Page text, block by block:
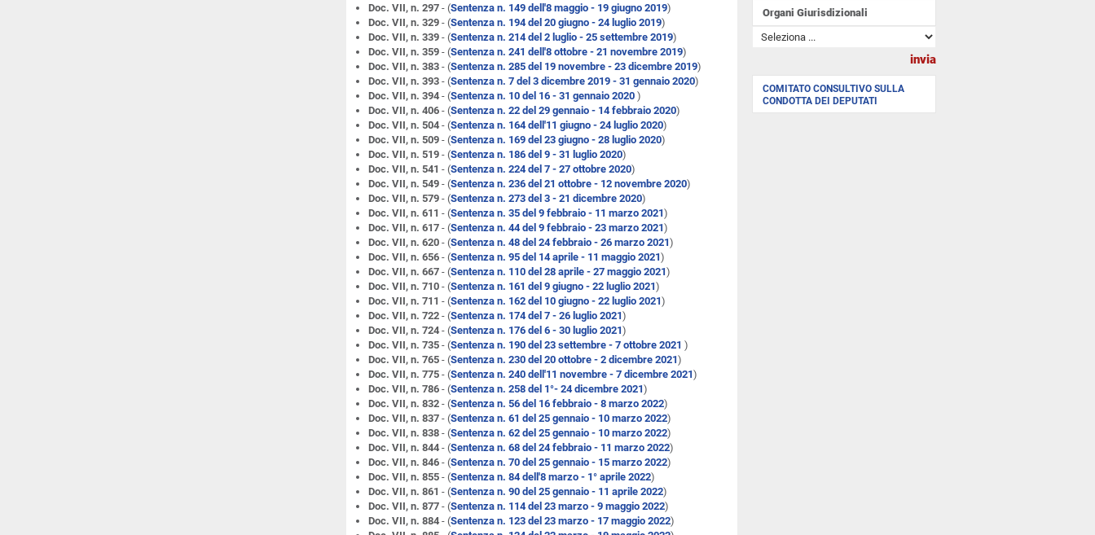
Doc. VII, n. 297- (Sentenza n. 149 dell'8 maggio - 19 giugno 2019)
Doc. VII, n. 329- (Sentenza n. 194 del 20 giugno - 24 luglio 2019)
Doc. VII, n. 339- (Sentenza n. 214 del 2 luglio - 25 settembre 2019)
Doc. VII, n. 359- (Sentenza n. 241 dell'8 ottobre - 21 novembre 2019)
Doc. VII, n. 383- (Sentenza n. 285 del 19 novembre - 23 dicembre 2019)
Doc. VII, n. 393- (Sentenza n. 7 del 3 dicembre 2019 - 31 gennaio 2020)
Doc. VII, n. 394- (Sentenza n. 10 del 16 - 31 gennaio 2020 )
Doc. VII, n. 406- (Sentenza n. 22 del 29 gennaio - 14 febbraio 2020)
Doc. VII, n. 504- (Sentenza n. 164 dell'11 giugno - 24 luglio 2020)
Doc. VII, n. 509- (Sentenza n. 169 del 23 giugno - 28 luglio 2020)
Doc. VII, n. 519- (Sentenza n. 186 del 9 - 31 luglio 2020)
Doc. VII, n. 541 - (Sentenza n. 224 del 7 - 27 ottobre 2020)
Doc. VII, n. 549- (Sentenza n. 236 del 21 ottobre - 12 novembre 2020)
Doc. VII, n. 579- (Sentenza n. 273 del 3 - 21 dicembre 2020)
Doc. VII, n. 611 - (Sentenza n. 35 del 9 febbraio - 11 marzo 2021)
Doc. VII, n. 617- (Sentenza n. 44 del 9 febbraio - 23 marzo 2021)
Doc. VII, n. 620- (Sentenza n. 48 del 24 febbraio - 26 marzo 2021)
Doc. VII, n. 656- (Sentenza n. 95 del 14 aprile - 11 maggio 2021)
Doc. VII, n. 667- (Sentenza n. 110 del 28 aprile - 27 maggio 2021)
Doc. VII, n. 710- (Sentenza n. 161 del 9 giugno - 22 luglio 2021)
Doc. VII, n. 711 - (Sentenza n. 162 del 10 giugno - 22 luglio 2021)
Doc. VII, n. 722- (Sentenza n. 174 del 7 - 26 luglio 2021)
Doc. VII, n. 724- (Sentenza n. 176 del 6 - 30 luglio 2021)
Doc. VII, n. 735- (Sentenza n. 190 del 23 settembre - 7 ottobre 2021 )
Doc. VII, n. 765- (Sentenza n. 230 del 20 ottobre - 2 dicembre 2021)
Doc. VII, n. 775- (Sentenza n. 240 dell'11 novembre - 7 dicembre 2021)
Doc. VII, n. 786- (Sentenza n. 258 del 1°- 24 dicembre 2021)
Doc. VII, n. 832- (Sentenza n. 56 del 16 febbraio - 8 marzo 2022)
Doc. VII, n. 837- (Sentenza n. 61 del 25 gennaio - 10 marzo 2022)
Doc. VII, n. 838- (Sentenza n. 62 del 25 gennaio - 10 marzo 2022)
Doc. VII, n. 844- (Sentenza n. 68 del 24 febbraio - 11 marzo 2022)
Doc. VII, n. 846- (Sentenza n. 70 del 25 gennaio - 15 marzo 2022)
Doc. VII, n. 855- (Sentenza n. 84 dell'8 marzo - 1° aprile 2022)
Doc. VII, n. 861 - (Sentenza n. 90 del 25 gennaio - 11 aprile 2022)
Doc. VII, n. 877- (Sentenza n. 114 del 23 marzo - 9 maggio 2022)
Doc. VII, n. 884- (Sentenza n. 123 del 23 marzo - 17 maggio 2022)
Organi Giurisdizionali
COMITATO CONSULTIVO SULLA
CONDOTTA DEI DEPUTATI